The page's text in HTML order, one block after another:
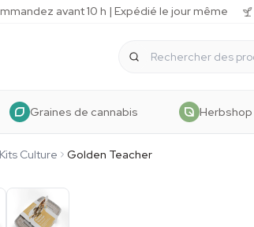
avant 10 h | Expédié le jour même
Graines de cannabis Herbshop
Kits Culture Golden Teacher